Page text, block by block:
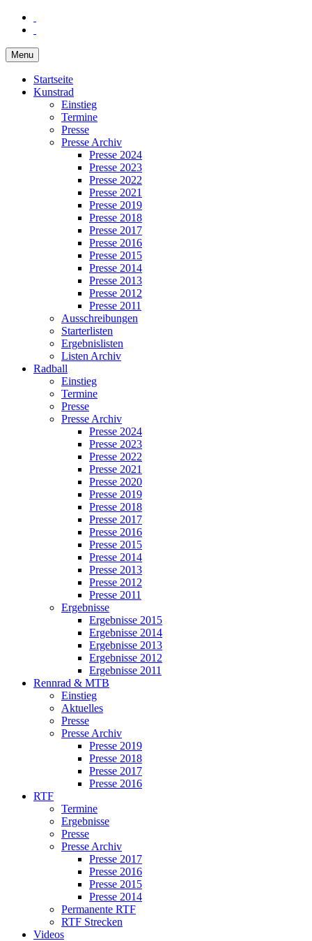
Menu
Startseite
Kunstrad
Einstieg
Termine
Presse
Presse Archiv
Presse 2024
Presse 2023
Presse 2022
Presse 2021
Presse 2019
Presse 2018
Presse 2017
Presse 2016
Presse 2015
Presse 2014
Presse 2013
Presse 2012
Presse 2011
Ausschreibungen
Starterlisten
Ergebnislisten
Listen Archiv
Radball
Einstieg
Termine
Presse
Presse Archiv
Presse 2024
Presse 2023
Presse 2022
Presse 2021
Presse 2020
Presse 2019
Presse 2018
Presse 2017
Presse 2016
Presse 2015
Presse 2014
Presse 2013
Presse 2012
Presse 2011
Ergebnisse
Ergebnisse 2015
Ergebnisse 2014
Ergebnisse 2013
Ergebnisse 2012
Ergebnisse 2011
Rennrad & MTB
Einstieg
Aktuelles
Presse
Presse Archiv
Presse 2019
Presse 2018
Presse 2017
Presse 2016
RTF
Termine
Ergebnisse
Presse
Presse Archiv
Presse 2017
Presse 2016
Presse 2015
Presse 2014
Permanente RTF
RTF Strecken
Videos